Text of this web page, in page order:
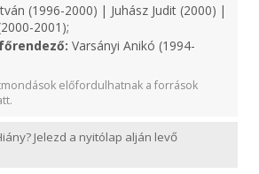
(1996-2000) | Juhász Judit (2000) |
2001);
Varsányi Anikó (1994-
előfordulhatnak a források
Jelezd a nyitólap alján levő